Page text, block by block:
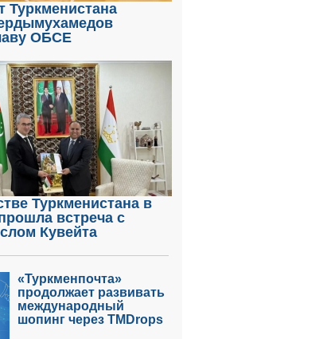
Туркменистана
ОБСЕ
Туркменистана в
встреча с
Кувейта
«Туркменпочта»
продолжает развивать
международный
шопинг через TMDrops